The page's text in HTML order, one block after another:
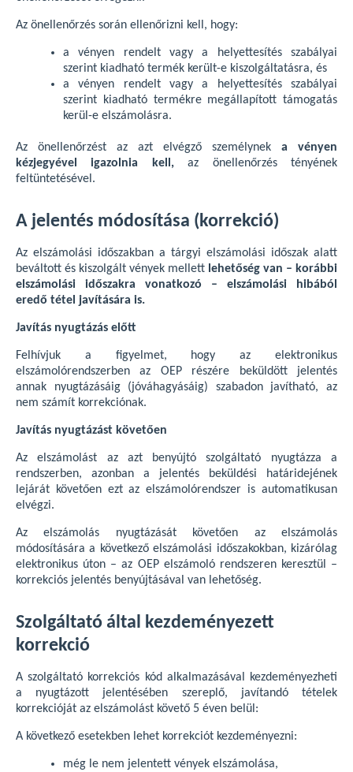
Az önellenőrzés során ellenőrizni kell, hogy:
a vényen rendelt vagy a helyettesítés szabályai
szerint kiadható termék került-e kiszolgáltatásra, és
a vényen rendelt vagy a helyettesítés szabályai
szerint kiadható termékre megállapított támogatás
kerül-e elszámolásra.
Az önellenőrzést az azt elvégző személynek a vényen
kézjegyével igazolnia kell,az önellenőrzés tényének
feltüntetésével.
A jelentés módosítása (korrekció)
Az elszámolási időszakban a tárgyi elszámolási időszak alatt
beváltott és kiszolgált vények mellett lehetőség van – korábbi
elszámolási időszakra vonatkozó – elszámolási hibából
eredő tétel javítására is.
Javítás nyugtázás előtt
Felhívjuk a figyelmet, hogy az elektronikus
elszámolórendszerben az OEP részére beküldött jelentés
annak nyugtázásáig (jóváhagyásáig) szabadon javítható, az
nem számít korrekciónak.
Javítás nyugtázást követően
Az elszámolást az azt benyújtó szolgáltató nyugtázza a
rendszerben, azonban a jelentés beküldési határidejének
lejárát követően ezt az elszámolórendszer is automatikusan
elvégzi.
Az elszámolás nyugtázását követően az elszámolás
módosítására a következő elszámolási időszakokban, kizárólag
elektronikus úton – az OEP elszámoló rendszeren keresztül –
korrekciós jelentés benyújtásával van lehetőség.
Szolgáltató által kezdeményezett
korrekció
A szolgáltató korrekciós kód alkalmazásával kezdeményezheti
a nyugtázott jelentésében szereplő, javítandó tételek
korrekcióját az elszámolást követő 5 éven belül:
A következő esetekben lehet korrekciót kezdeményezni:
még le nem jelentett vények elszámolása,